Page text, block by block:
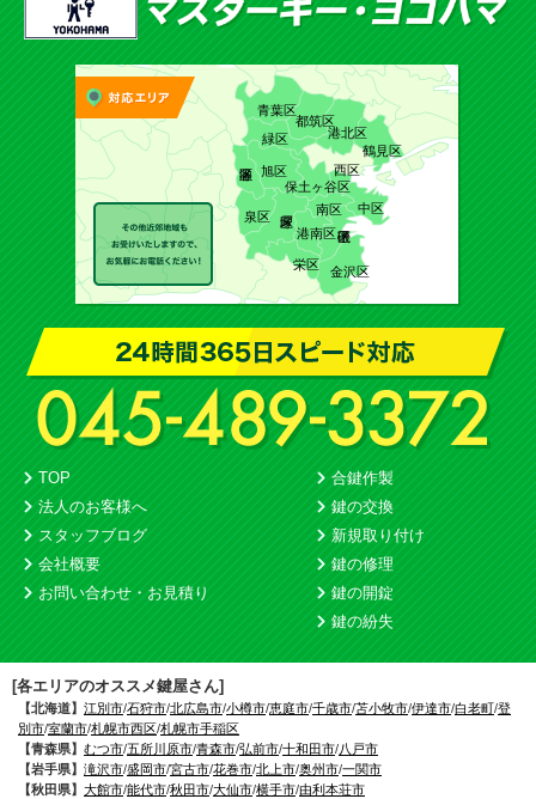
青葉区
都筑区
港北区
鶴見区
緑区
旭区
保土ヶ谷区
西区
泉区
港南区
南区 中区
金沢区
栄区
TOP
法人のお客様へ
スタッフブログ
会社概要
お問い合わせ・お見積り
合鍵作製
鍵の交換
新規取り付け
鍵の修理
鍵の開錠
鍵の紛失
[各エリアのオススメ鍵屋さん]
【北海道】 江別市/石狩市/北広島市/小樽市/恵庭市/千歳市/苫小牧市/伊達市/白老町/登
別市/室蘭市/札幌市西区/札幌市手稲区
【青森県】 むつ市/五所川原市/青森市/弘前市/十和田市/八戸市
【岩手県】 滝沢市/盛岡市/宮古市/花巻市/北上市/奥州市/一関市
【秋田県】 大館市/能代市/秋田市/大仙市/横手市/由利本荘市